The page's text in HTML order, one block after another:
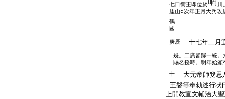
七日衞王即位於
川
厓山○次年正月大兵攻
鶴
國
庚辰 十七年二月
幾。二廣皆歸一統。
賜名授時。明年始頒
十
大元帝師癹思
王磐等奉勅述行状
上開教宣文輔治大